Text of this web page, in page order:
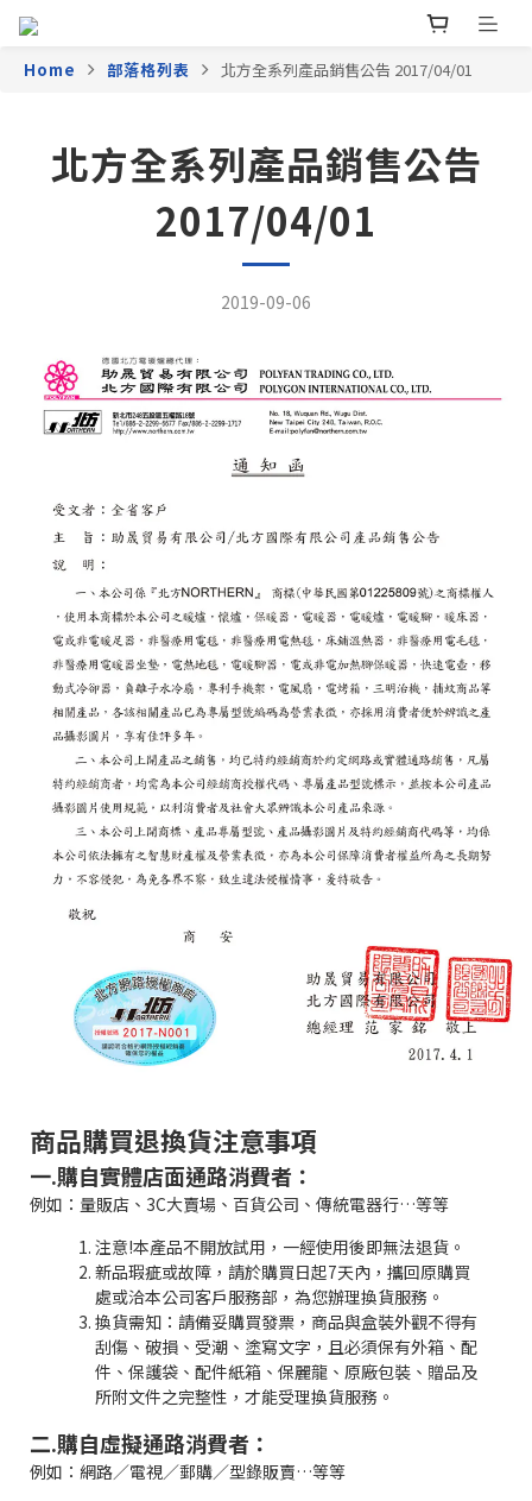
Home 部落格列表 北方全系列產品銷售公告 2017/04/01
北方全系列產品銷售公告
2017/04/01
2019-09-06
商品購買退換貨注意事項
一.購自實體店面通路消費者：
例如：量販店、3C大賣場、百貨公司、傳統電器行…等等
注意!本產品不開放試用，一經使用後即無法退貨。
新品瑕疵或故障，請於購買日起7天內，攜回原購買
處或洽本公司客戶服務部，為您辦理換貨服務。
換貨需知：請備妥購買發票，商品與盒裝外觀不得有
刮傷、破損、受潮、塗寫文字，且必須保有外箱、配
件、保護袋、配件紙箱、保麗龍、原廠包裝、贈品及
所附文件之完整性，才能受理換貨服務。
二.購自虛擬通路消費者：
例如：網路／電視／郵購／型錄販賣…等等